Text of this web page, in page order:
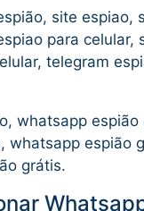
site espiao,
para celular,
telegram
whatsapp espião
whatsapp espião
grátis.